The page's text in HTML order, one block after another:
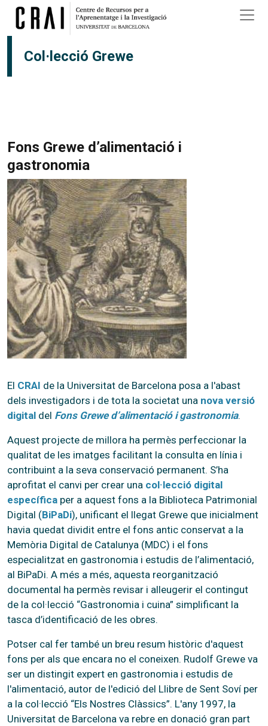
Vés al contingut
Col·lecció Grewe
Fons Grewe d’alimentació i
gastronomia
El CRAI de la Universitat de Barcelona posa a l'abast
dels investigadors i de tota la societat una nova versió
digital del Fons Grewe d’alimentació i gastronomia.
Aquest projecte de millora ha permès perfeccionar la
qualitat de les imatges facilitant la consulta en línia i
contribuint a la seva conservació permanent. S’ha
aprofitat el canvi per crear una col·lecció digital
específica per a aquest fons a la Biblioteca Patrimonial
Digital (BiPaDi), unificant el llegat Grewe que inicialment
havia quedat dividit entre el fons antic conservat a la
Memòria Digital de Catalunya (MDC) i el fons
especialitzat en gastronomia i estudis de l’alimentació,
al BiPaDi. A més a més, aquesta reorganització
documental ha permès revisar i alleugerir el contingut
de la col·lecció “Gastronomia i cuina” simplificant la
tasca d’identificació de les obres.
Potser cal fer també un breu resum històric d'aquest
fons per als que encara no el coneixen. Rudolf Grewe va
ser un distingit expert en gastronomia i estudis de
l'alimentació, autor de l'edició del Llibre de Sent Soví per
a la col·lecció “Els Nostres Clàssics”. L'any 1997, la
Universitat de Barcelona va rebre en donació gran part